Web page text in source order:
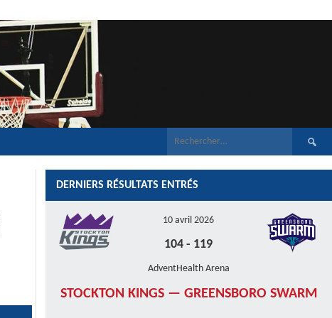
DERNIERS RÉSULTATS ENTRÉS
10 avril 2026
104 - 119
AdventHealth Arena
STOCKTON KINGS — GREENSBORO SWARM